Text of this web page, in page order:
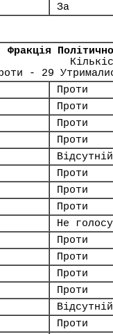
За
Фракція
- 29
Проти
Проти
Проти
Проти
Відсутній
Проти
Проти
Проти
Не
Проти
Проти
Проти
Проти
Відсутній
Проти